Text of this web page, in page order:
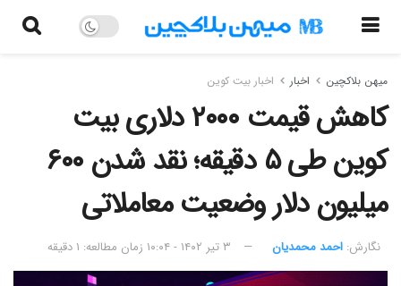
میهن بلاکچین اخبار اخبار بیت کوین
کاهش قیمت ۲۰۰۰ دلاری بیت
کوین طی ۵ دقیقه؛ نقد شدن ۶۰۰
میلیون دلار وضعیت معاملاتی
نگارش:‌ احمد محمدیان ۳ تیر ۱۴۰۲ - ۱۰:۰۴ زمان مطالعه: ۱ دقیقه